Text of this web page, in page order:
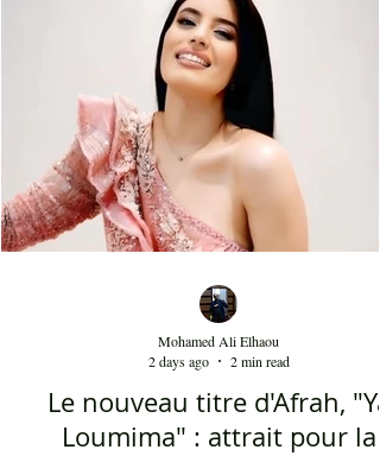
la baguette de Youssef Belheni. Devant un
très ravi par sa rencontre jusqu'à une heure du
matin, la diva syrienne a chanté les tubes qui
fait sa gloire et qui passent en boucle depuis
décennies dans les radios de masse dans not
Mohamed Ali Elhaou
2 days ago
2 min read